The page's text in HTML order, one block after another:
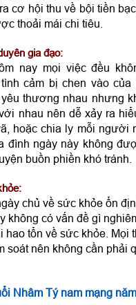
cơ hội thu về bội tiền
thoải mái chi tiêu.
gia đạo:
nay mọi việc đều
cảm bị chen vào
thương nhau nhưng
nhau nên dễ xảy ra
hoặc chia ly mỗi người
đình ngày này không
buồn phiền khó tránh.
chủ về sức khỏe ổn
không có vấn đề gì
hao tổn về sức khỏe. Mọi
soát nên không cần phải
Nhâm Tý nam mạng